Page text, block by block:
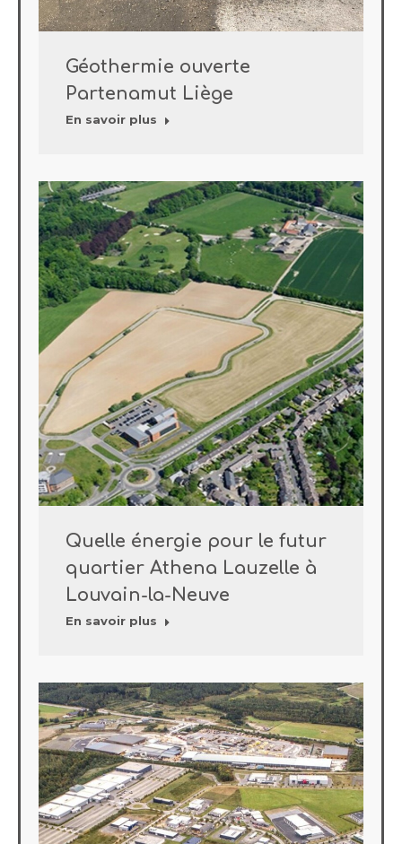
Géothermie ouverte
Partenamut Liège
En savoir plus
Quelle énergie pour le futur
quartier Athena Lauzelle à
Louvain-la-Neuve
En savoir plus